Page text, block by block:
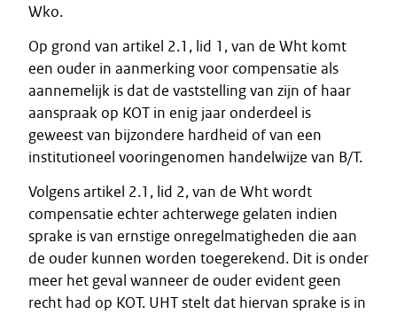
Wko.
Op grond van artikel 2.1, lid 1, van de Wht komt
een ouder in aanmerking voor compensatie als
aannemelijk is dat de vaststelling van zijn of haar
aanspraak op KOT in enig jaar onderdeel is
geweest van bijzondere hardheid of van een
institutioneel vooringenomen handelwijze van B/T.
Volgens artikel 2.1, lid 2, van de Wht wordt
compensatie echter achterwege gelaten indien
sprake is van ernstige onregelmatigheden die aan
de ouder kunnen worden toegerekend. Dit is onder
meer het geval wanneer de ouder evident geen
recht had op KOT. UHT stelt dat hiervan sprake is in